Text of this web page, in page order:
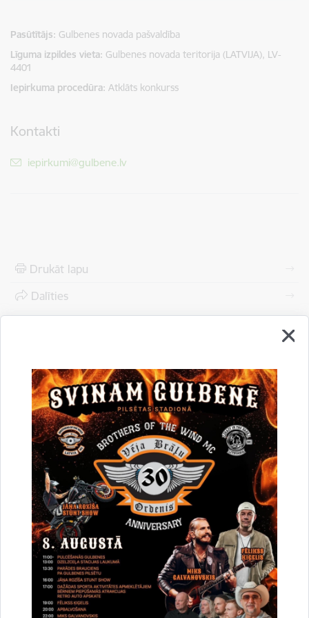
Pasūtītājs Gulbenes novada pašvaldība
Līguma izpildes vieta Gulbenes novada teritorija (LATVIJA), LV-
4401
Iepirkuma procedūra Atklāts konkurss
Kontakti
E-pasts:
iepirkumi@gulbene.lv
Drukāt lapu
Dalīties
Vai šī informācija bija noderīga?
Sniegt atsauksmi